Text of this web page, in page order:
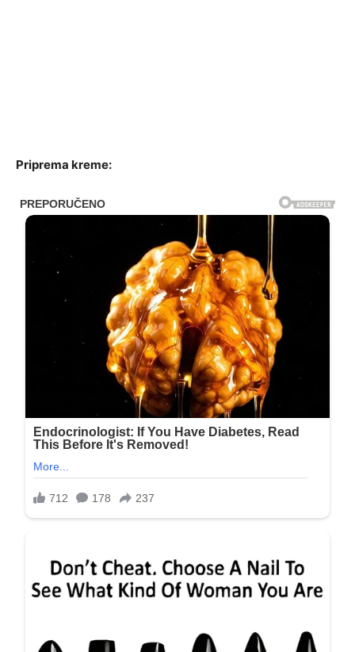
Priprema kreme: